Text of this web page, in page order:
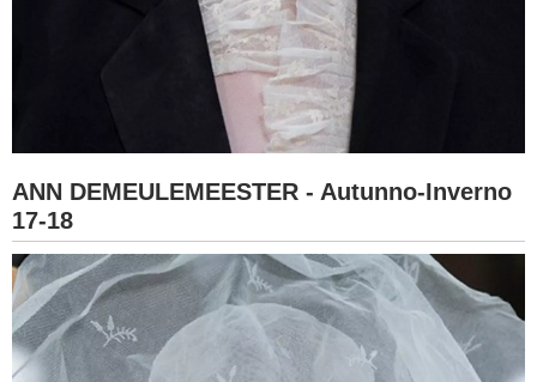
ANN DEMEULEMEESTER - Autunno-Inverno
17-18